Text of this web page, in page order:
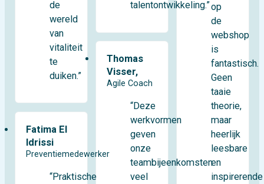
de
wereld
van
vitaliteit
te
duiken.”
Fatima El
Idrissi
Preventiemedewerker
“Praktische
talentontwikkeling.”
Thomas
Visser,
Agile Coach
“Deze
werkvormen
geven
onze
teambijeenkomsten
veel
op
de
webshop
is
fantastisch.
Geen
taaie
theorie,
maar
heerlijk
leesbare
en
inspirerende